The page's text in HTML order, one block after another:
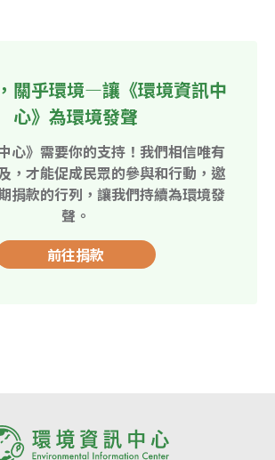
關乎環境—讓《環境資訊中
心》為環境發聲
心》需要你的支持！我們相信唯有
，才能促成民眾的參與和行動，邀
捐款的行列，讓我們持續為環境發
聲。
前往捐款